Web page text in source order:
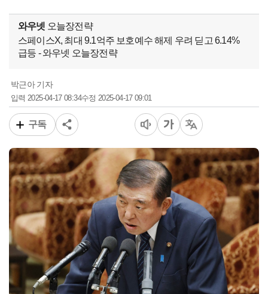
와우넷 오늘장전략
스페이스X, 최대 9.1억주 보호예수 해제 우려 딛고 6.14%
급등 - 와우넷 오늘장전략
박근아 기자
입력2025-04-17 08:34수정 2025-04-17 09:01
구독